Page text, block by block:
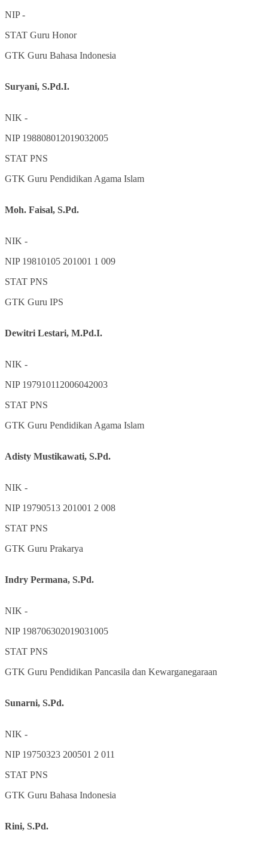
NIP-
STAT Guru Honor
GTK Guru Bahasa Indonesia
Suryani, S.Pd.I.
NIK -
NIP 198808012019032005
STAT PNS
GTK Guru Pendidikan Agama Islam
Moh. Faisal, S.Pd.
NIK -
NIP 19810105 201001 1 009
STAT PNS
GTK Guru IPS
Dewitri Lestari, M.Pd.I.
NIK -
NIP 197910112006042003
STAT PNS
GTK Guru Pendidikan Agama Islam
Adisty Mustikawati, S.Pd.
NIK -
NIP 19790513 201001 2 008
STAT PNS
GTK Guru Prakarya
Indry Permana, S.Pd.
NIK -
NIP 198706302019031005
STAT PNS
GTK Guru Pendidikan Pancasila dan Kewarganegaraan
Sunarni, S.Pd.
NIK -
NIP 19750323 200501 2 011
STAT PNS
GTK Guru Bahasa Indonesia
Rini, S.Pd.